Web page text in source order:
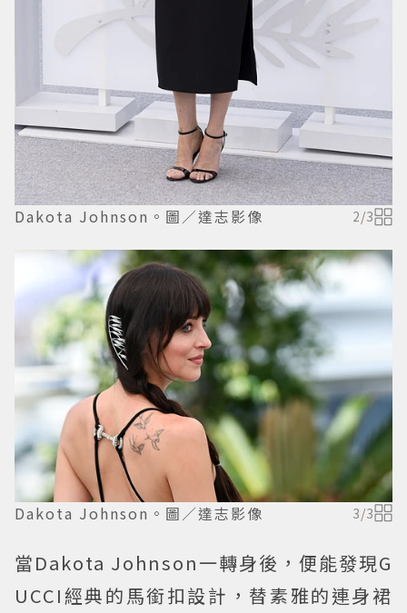
Dakota Johnson。圖／達志影像 2/3
Dakota Johnson。圖／達志影像 3/3
當Dakota Johnson一轉身後，便能發現G
UCCI經典的馬銜扣設計，替素雅的連身裙